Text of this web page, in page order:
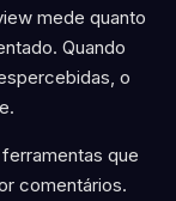
mede quanto
Quando
o
que
comentários.